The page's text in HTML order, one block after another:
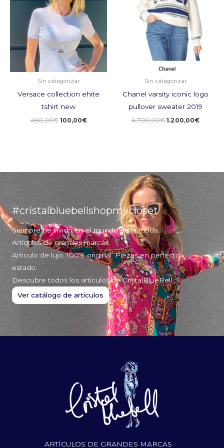
Sin categorizar
Versace collection ehite
tshirt new
490,00€
era:
490,00€.
100,00€
es:
Sin categorizar
Chanel varsity iconic logo
pullover sweater 2019
4.700,00€
era:
4.700,00€.
1.200,00€
#cristalbluebellshopmycloset
Siempre he vivido en el mundo de la moda.
Artículos de grandes marcas.
Articulo de lujo, 100% original. Piezas en perfecto
estado.
Descubre todos los artículos de CristalBlueBell
Ver catálogo de artículos
ARTÍCULOS DE GRANDES MARCAS